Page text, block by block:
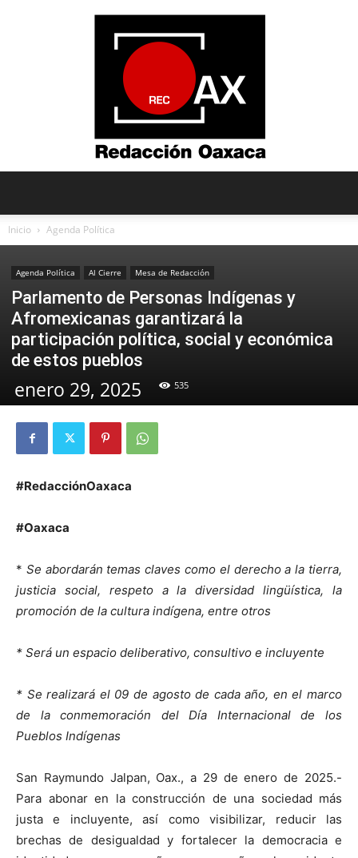
Oaxaca
Inicio Agenda Política
Agenda Política Al Cierre Mesa de Redacción
Parlamento de Personas Indígenas y
Afromexicanas garantizará la
participación política, social y económica
de estos pueblos
enero 29, 2025 535
#RedacciónOaxaca
#Oaxaca
* Se abordarán temas claves como el derecho a la tierra,
justicia social, respeto a la diversidad lingüística, la
promoción de la cultura indígena, entre otros
* Será un espacio deliberativo, consultivo e incluyente
* Se realizará el 09 de agosto de cada año, en el marco
de la conmemoración del Día Internacional de los
Pueblos Indígenas
San Raymundo Jalpan, Oax., a 29 de enero de 2025.-
Para abonar en la construcción de una sociedad más
justa e incluyente, así como visibilizar, reducir las
brechas de desigualdad y fortalecer la democracia e